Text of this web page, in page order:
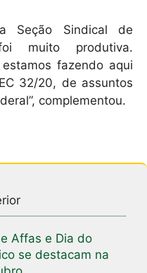
Seção Sindical de
muito produtiva.
fazendo aqui
32/20, de assuntos
complementou.
Affas e Dia do
se destacam na